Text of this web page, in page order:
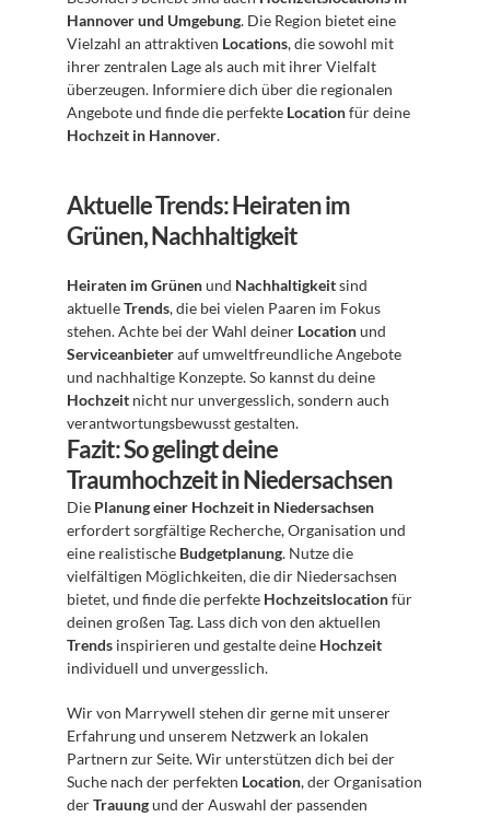
Hannover und Umgebung. Die Region bietet eine
Vielzahl an attraktiven Locations, die sowohl mit
ihrer zentralen Lage als auch mit ihrer Vielfalt
überzeugen. Informiere dich über die regionalen
Angebote und finde die perfekte Location
Hochzeit in Hannover.
Aktuelle Trends: Heiraten im
Grünen, Nachhaltigkeit
Heiraten im Grünen und Nachhaltigkeit sind
aktuelle Trends, die bei vielen Paaren im Fokus
stehen. Achte bei der Wahl deiner Location
Serviceanbieter auf umweltfreundliche Angebote
Hochzeit nicht nur unvergesslich, sondern auch
verantwortungsbewusst gestalten.
Fazit: So gelingt deine
Traumhochzeit in Niedersachsen
Die Planung einer Hochzeit in Niedersachsen
erfordert sorgfältige Recherche, Organisation und
eine realistische Budgetplanung. Nutze die
vielfältigen Möglichkeiten, die dir Niedersachsen
bietet, und finde die perfekte Hochzeitslocation für
Trends inspirieren und gestalte deine Hochzeit
individuell und unvergesslich.
Wir von Marrywell stehen dir gerne mit unserer
Erfahrung und unserem Netzwerk an lokalen
Partnern zur Seite. Wir unterstützen dich bei der
Suche nach der perfekten Location, der Organisation
der Trauung